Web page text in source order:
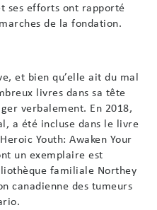
ses efforts ont rapporté
de la fondation.
et bien qu’elle ait du mal
livres dans sa tête
verbalement. En 2018,
a été incluse dans le livre
Youth: Awaken Your
un exemplaire est
familiale Northey
canadienne des tumeurs